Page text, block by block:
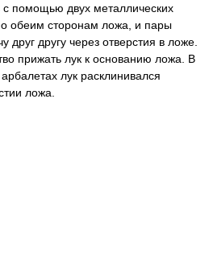
с помощью двух металлических
обеим сторонам ложа, и пары
друг другу через отверстия в ложе.
прижать лук к основанию ложа. В
лук расклинивался
ложа.